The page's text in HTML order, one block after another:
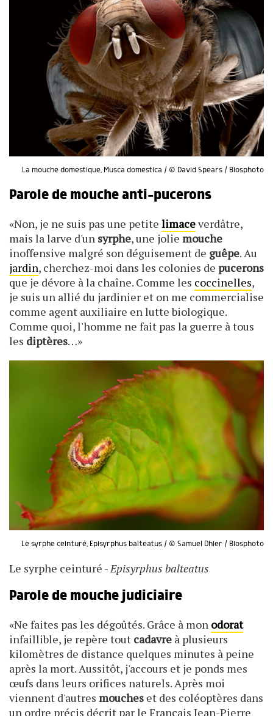
La mouche domestique, Musca domestica / © David Spears / Biosphoto
Parole de mouche anti-pucerons
«Non, je ne suis pas une petite limaceverdâtre,
mais la larve d'un syrphe, une jolie mouche
inoffensive malgré son déguisement de guêpe. Au
jardin, cherchez-moi dans les colonies de pucerons
que je dévore à la chaîne. Comme les coccinelles,
je suis un allié du jardinier et on me commercialise
comme agent auxiliaire en lutte biologique.
Comme quoi, l'homme ne fait pas la guerre à tous
les diptères…»
Le syrphe ceinturé, Episyrphus balteatus / © Samuel Dhier / Biosphoto
Le syrphe ceinturé -Episyrphus balteatus
Parole de mouche judiciaire
«Ne faites pas les dégoûtés. Grâce à mon odorat
infaillible, je repère tout cadavre à plusieurs
kilomètres de distance quelques minutes à peine
après la mort. Aussitôt, j'accours et je ponds mes
œufs dans leurs orifices naturels. Après moi
viennent d'autres mouches et des coléoptères dans
un ordre précis décrit par le Français Jean-Pierre